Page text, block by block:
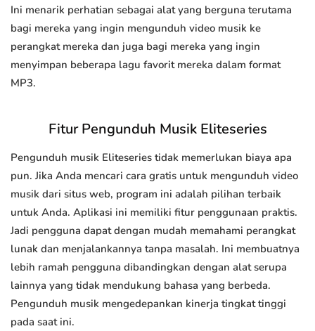
Ini menarik perhatian sebagai alat yang berguna terutama
bagi mereka yang ingin mengunduh video musik ke
perangkat mereka dan juga bagi mereka yang ingin
menyimpan beberapa lagu favorit mereka dalam format
MP3.
Fitur Pengunduh Musik Eliteseries
Pengunduh musik Eliteseries tidak memerlukan biaya apa
pun. Jika Anda mencari cara gratis untuk mengunduh video
musik dari situs web, program ini adalah pilihan terbaik
untuk Anda. Aplikasi ini memiliki fitur penggunaan praktis.
Jadi pengguna dapat dengan mudah memahami perangkat
lunak dan menjalankannya tanpa masalah. Ini membuatnya
lebih ramah pengguna dibandingkan dengan alat serupa
lainnya yang tidak mendukung bahasa yang berbeda.
Pengunduh musik mengedepankan kinerja tingkat tinggi
pada saat ini.